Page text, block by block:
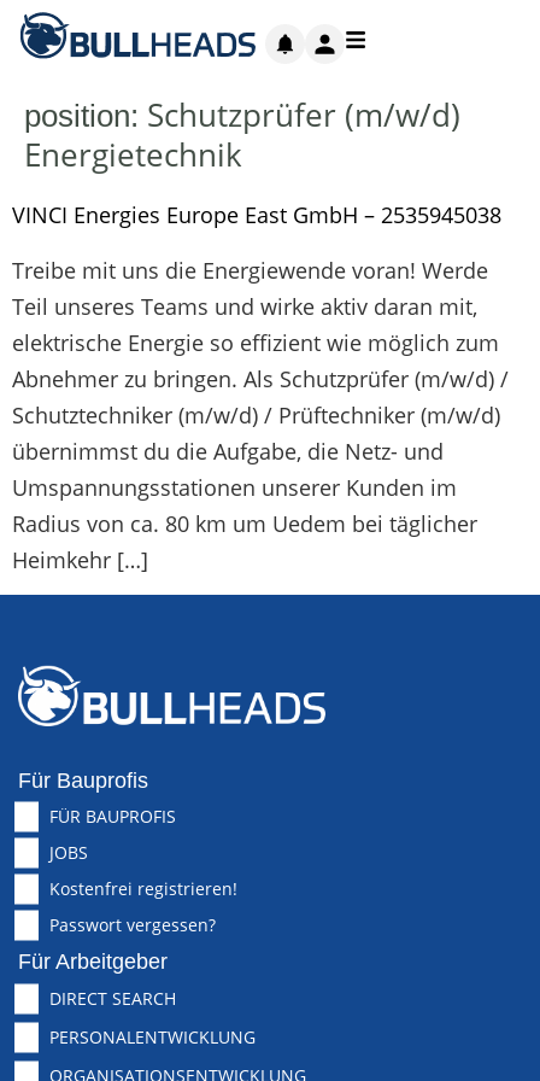
position: Schutzprüfer (m/w/d)
Energietechnik
VINCI Energies Europe East GmbH – 2535945038
Treibe mit uns die Energiewende voran! Werde
Teil unseres Teams und wirke aktiv daran mit,
elektrische Energie so effizient wie möglich zum
Abnehmer zu bringen. Als Schutzprüfer (m/w/d) /
Schutztechniker (m/w/d) / Prüftechniker (m/w/d)
übernimmst du die Aufgabe, die Netz- und
Umspannungsstationen unserer Kunden im
Radius von ca. 80 km um Uedem bei täglicher
Heimkehr […]
Für Bauprofis
FÜR BAUPROFIS
JOBS
Kostenfrei registrieren!
Passwort vergessen?
Für Arbeitgeber
DIRECT SEARCH
PERSONALENTWICKLUNG
ORGANISATIONSENTWICKLUNG